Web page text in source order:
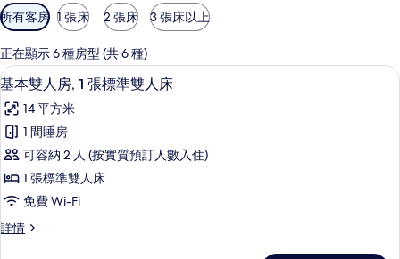
可
用
嘅
客
房
篩
選
條
所有客房 1 張床 2 張床 3 張床以上
正在顯示 6 種房型 (共 6 種)
載
入
所
有
基
本
雙
人
基本雙人房, 1 張標準雙人床 | 高級寢
11
基本雙人房, 1 張標準雙人床
14 平方米
1 間睡房
可容納 2 人 (按實質預訂人數入住)
1 張標準雙人床
免費 Wi-Fi
詳情
基